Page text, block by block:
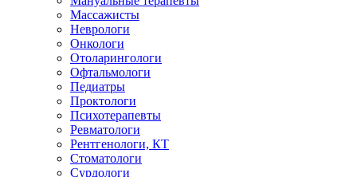
Массажисты
Неврологи
Онкологи
Отоларингологи
Офтальмологи
Педиатры
Проктологи
Психотерапевты
Ревматологи
Рентгенологи, КТ
Стоматологи
Сурдологи